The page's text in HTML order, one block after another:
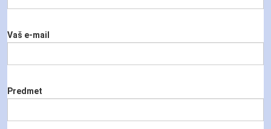
Vaš e-mail
Predmet